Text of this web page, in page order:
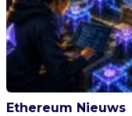
Ethereum Nieuws